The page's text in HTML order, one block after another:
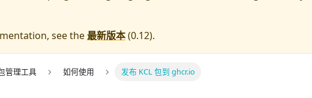
see the最新版本(0.12).
管理工具 如何使用 发布 KCL 包到 ghcr.io